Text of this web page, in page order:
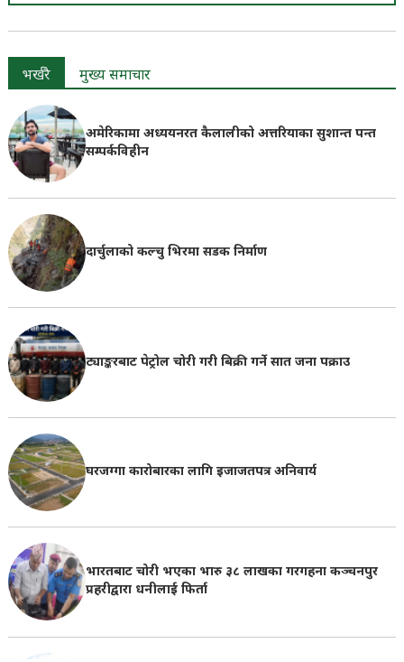
भर्खरै मुख्य समाचार
अमेरिकामा अध्ययनरत कैलालीको अत्तरियाका सुशान्त पन्त
सम्पर्कविहीन
दार्चुलाको कल्चु भिरमा सडक निर्माण
ट्याङ्करबाट पेट्रोल चोरी गरी बिक्री गर्ने सात जना पक्राउ
घरजग्गा कारोबारका लागि इजाजतपत्र अनिवार्य
भारतबाट चोरी भएका भारु ३८ लाखका गरगहना कञ्चनपुर
प्रहरीद्वारा धनीलाई फिर्ता